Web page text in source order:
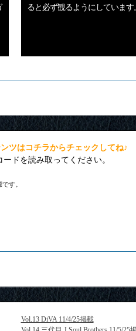
ると必ず観るようにしています。
ツはコチラからチェックしてね♪
ドを読み取ってください。
す。
Vol.13 DiVA 11/4/25掲載